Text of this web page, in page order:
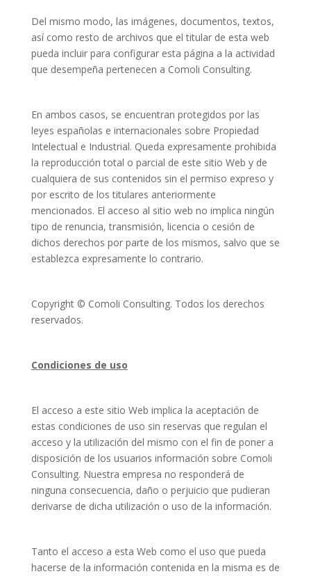
Del mismo modo, las imágenes, documentos, textos,
así como resto de archivos que el titular de esta web
pueda incluir para configurar esta página a la actividad
que desempeña pertenecen a Comoli Consulting.
En ambos casos, se encuentran protegidos por las
leyes españolas e internacionales sobre Propiedad
Intelectual e Industrial. Queda expresamente prohibida
la reproducción total o parcial de este sitio Web y de
cualquiera de sus contenidos sin el permiso expreso y
por escrito de los titulares anteriormente
mencionados. El acceso al sitio web no implica ningún
tipo de renuncia, transmisión, licencia o cesión de
dichos derechos por parte de los mismos, salvo que se
establezca expresamente lo contrario.
Copyright © Comoli Consulting. Todos los derechos
reservados.
Condiciones de uso
El acceso a este sitio Web implica la aceptación de
estas condiciones de uso sin reservas que regulan el
acceso y la utilización del mismo con el fin de poner a
disposición de los usuarios información sobre Comoli
Consulting. Nuestra empresa no responderá de
ninguna consecuencia, daño o perjuicio que pudieran
derivarse de dicha utilización o uso de la información.
Tanto el acceso a esta Web como el uso que pueda
hacerse de la información contenida en la misma es de